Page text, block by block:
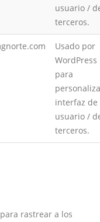
usuario /
terceros.
Usado por
WordPress
para
interfaz de
usuario /
terceros.
rastrear a los